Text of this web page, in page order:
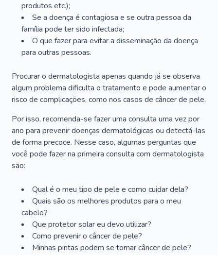
produtos etc.);
Se a doença é contagiosa e se outra pessoa da
família pode ter sido infectada;
O que fazer para evitar a disseminação da doença
para outras pessoas.
Procurar o dermatologista apenas quando já se observa
algum problema dificulta o tratamento e pode aumentar o
risco de complicações, como nos casos de câncer de pele.
Por isso, recomenda-se fazer uma consulta uma vez por
ano para prevenir doenças dermatológicas ou detectá-las
de forma precoce. Nesse caso, algumas perguntas que
você pode fazer na primeira consulta com dermatologista
são:
Qual é o meu tipo de pele e como cuidar dela?
Quais são os melhores produtos para o meu
cabelo?
Que protetor solar eu devo utilizar?
Como prevenir o câncer de pele?
Minhas pintas podem se tornar câncer de pele?